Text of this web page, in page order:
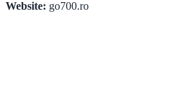
Website: go700.ro